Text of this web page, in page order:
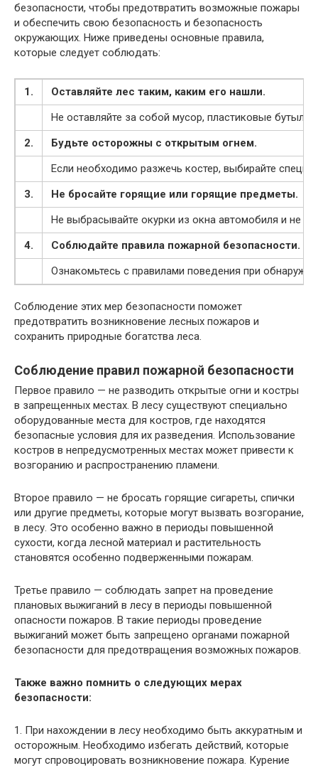
безопасности, чтобы предотвратить возможные пожары
и обеспечить свою безопасность и безопасность
окружающих. Ниже приведены основные правила,
которые следует соблюдать:
1.
Оставляйте лес таким, каким его нашли.
Не оставляйте за собой мусор, пластиковые
2.
Будьте осторожны с открытым огнем.
Если необходимо разжечь костер, выбирайте
3.
Не бросайте горящие или горящие предметы.
Не выбрасывайте окурки из окна автомобиля и не
4.
Соблюдайте правила пожарной безопасности.
Ознакомьтесь с правилами поведения при
Соблюдение этих мер безопасности поможет
предотвратить возникновение лесных пожаров и
сохранить природные богатства леса.
Соблюдение правил пожарной безопасности
Первое правило — не разводить открытые огни и костры
в запрещенных местах. В лесу существуют специально
оборудованные места для костров, где находятся
безопасные условия для их разведения. Использование
костров в непредусмотренных местах может привести к
возгоранию и распространению пламени.
Второе правило — не бросать горящие сигареты, спички
или другие предметы, которые могут вызвать возгорание,
в лесу. Это особенно важно в периоды повышенной
сухости, когда лесной материал и растительность
становятся особенно подверженными пожарам.
Третье правило — соблюдать запрет на проведение
плановых выжиганий в лесу в периоды повышенной
опасности пожаров. В такие периоды проведение
выжиганий может быть запрещено органами пожарной
безопасности для предотвращения возможных пожаров.
Также важно помнить о следующих мерах
безопасности:
1. При нахождении в лесу необходимо быть аккуратным и
осторожным. Необходимо избегать действий, которые
могут спровоцировать возникновение пожара. Курение